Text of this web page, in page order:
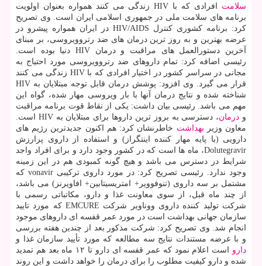
سلامت
افرادی كه با HIV زندگی می كنند همواره بعنوان اولویت
برنامه های سلامت ملی در جمهوری اسلامی ایران است. وی تصریح
كرد: برنامه كشوری كنترل HIV/AIDS در ایران همواره پیشرو در
عرضه بهترین و به روز ترین درمان های ضد رتروویروسی، بر مبنای
آخرین دستورالعمل های مراقبت و درمان HIV دنیا بوده است.
رئیسی اضافه كرد: تمام داروهای ضد رتروویروسی مورد احتیاج به
مجانی در سراسر كشور در اختیار افرادی كه با HIV زندگی می كنند
قرار می گیرد. وی افزود: پوشش درمان قابل توجه مبتلایان به HIV
شناخته شده و نتایج درمان آنها با بار ویروسی مهار شده، گواه این
مهم می باشد. رئیسی بیان داشت: یكی از نقاط قوت برنامه مراقبت
و درمان
، دسترسی به بروز ترین داروها برای مبتلایان به HIV است.
معاون وزیر بهداشت خاطرنشان كرد: هم اكنون جدیدترین رژیم های
دارویی (با پایه مهار كننده اینتگراز) و استفاده از داروی پرارزش
Dolutegravir، ماه ها است كه در كشور وجود دارد و برای افراد واجد
شرایط در دسترس می باشد و هیچ گونه كمبودی هم در این زمینه
وجود ندارد. رئیسی تصریح كرد: در مورد داروی تركیبی vonavir كه
مشتمل بر سه داروی (تنوفوویر+ امتریسیتابین+ افاویرنز) می باشد،
از چند ماه قبل، از سوی معاونت غذا و دارو، مكاتباتی رسمی با
شركت تولید كننده داروی ووناویر شركت EMCURE كه مورد تایید
سازمان جهانی بهداشت است در مورد عمر قفسه ای داروهای موجود
انجام شد. وی تصریح كرد: شركت مذكور بعد از چندین هفته بررسی
و با عرضه مستندات نتایج سه مطالعه كه مورد تأیید سازمان غذا و
دارو
است اعلام نمود كه عمر قفسه ای دارو تا ۱۲ ماه بعد هم تمدید
شده و دارو كیفیت مطلوب را برای درمان را خواهد داشت و این روند